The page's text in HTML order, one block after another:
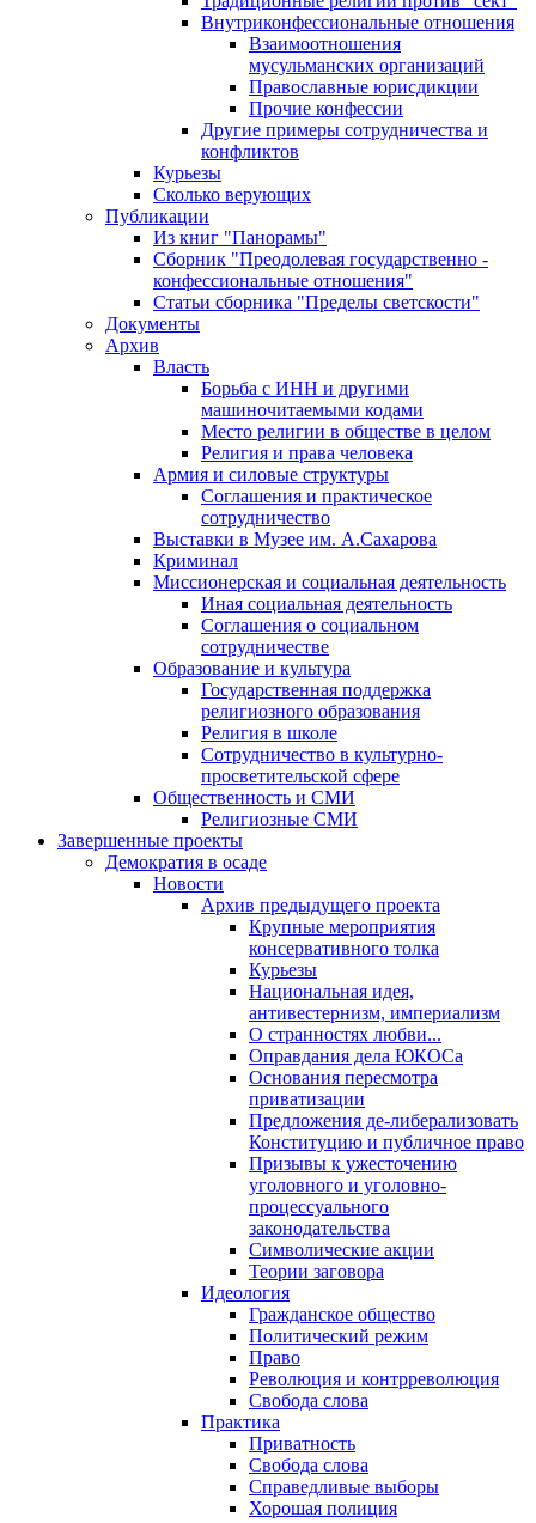
Внутриконфессиональные отношения
Взаимоотношения
мусульманских организаций
Православные юрисдикции
Прочие конфессии
Другие примеры сотрудничества и
конфликтов
Курьезы
Сколько верующих
Публикации
Из книг "Панорамы"
Сборник "Преодолевая государственно -
конфессиональные отношения"
Статьи сборника "Пределы светскости"
Документы
Архив
Власть
Борьба с ИНН и другими
машиночитаемыми кодами
Место религии в обществе в целом
Религия и права человека
Армия и силовые структуры
Соглашения и практическое
сотрудничество
Выставки в Музее им. А.Сахарова
Криминал
Миссионерская и социальная деятельность
Иная социальная деятельность
Соглашения о социальном
сотрудничестве
Образование и культура
Государственная поддержка
религиозного образования
Религия в школе
Сотрудничество в культурно-
просветительской сфере
Общественность и СМИ
Религиозные СМИ
Завершенные проекты
Демократия в осаде
Новости
Архив предыдущего проекта
Крупные мероприятия
консервативного толка
Курьезы
Национальная идея,
антивестернизм, империализм
О странностях любви...
Оправдания дела ЮКОСа
Основания пересмотра
приватизации
Предложения де-либерализовать
Конституцию и публичное право
Призывы к ужесточению
уголовного и уголовно-
процессуального
законодательства
Символические акции
Теории заговора
Идеология
Гражданское общество
Политический режим
Право
Революция и контрреволюция
Свобода слова
Практика
Приватность
Свобода слова
Справедливые выборы
Хорошая полиция